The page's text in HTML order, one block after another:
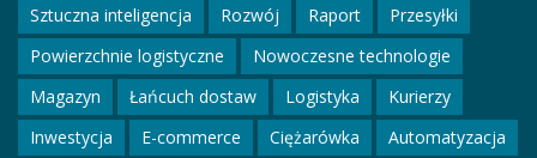
Sztuczna inteligencja
Rozwój Raport
Przesyłki
Powierzchnie logistyczne
Nowoczesne technologie
Magazyn
Łańcuch dostaw Logistyka
Kurierzy
Inwestycja
E-commerce Ciężarówka Automatyzacja